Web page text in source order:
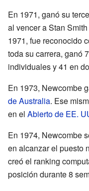
En 1971, ganó su
al vencer a Stan
1971, fue reconocido
toda su carrera, ganó
individuales y 41 en
En 1973, Newcombe
de Australia. Ese
en el Abierto de EE.
En 1974, Newcombe
en alcanzar el puesto
creó el ranking
posición durante 8